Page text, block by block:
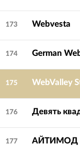
173 Webvesta
174 German
175 WebValley
176 Девять
177 АЙТИМОД